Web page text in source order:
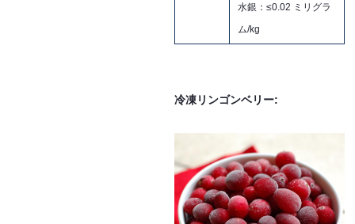
水銀：≤0.02 ミリグラ
ム/kg
冷凍リンゴンベリー: